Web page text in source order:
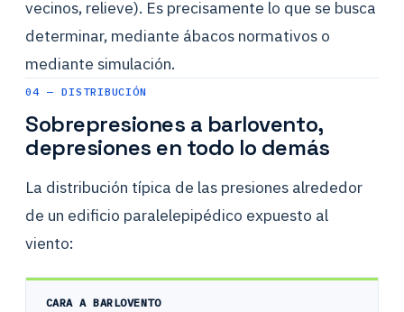
vecinos, relieve). Es precisamente lo que se busca
determinar, mediante ábacos normativos o
mediante simulación.
04 — DISTRIBUCIÓN
Sobrepresiones a barlovento,
depresiones en todo lo demás
La distribución típica de las presiones alrededor
de un edificio paralelepipédico expuesto al
viento:
CARA A BARLOVENTO